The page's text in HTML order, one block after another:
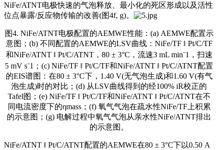
NiFe/ATNT电极快速的气泡释放、最小化的死区形成以及活性
位点暴露/反应物传输的改善(图4f, g)。
图4. NiFe/ATNT电极配置的AEMWE性能：(a) AEMWE配置示
意图；(b) 不同配置的AEMWE的LSV曲线：NiFe/TF ‖ Pt/C/TF
和NiFe/ATNT ‖ Pt/C/ATNT，80 ± 3°C，流速3 mL min⁻1，扫速
5 mV s⁻1；(c) NiFe/TF ‖ Pt/C/TF和NiFe/ATNT ‖ Pt/C/ATNT配置
的EIS谱图：在80 ± 3°C下，1.40 V(无气泡生成)和1.60 V(有气
泡生成)时的对比；(d) 从LSV曲线得到的经100% iR校正的
Tafel图；(e) NiFe/TF ‖ Pt/C/TF和NiFe/ATNT ‖ Pt/C/ATNT在不
同电流密度下的ηmass；(f) 氧气气泡在疏水性NiFe/TF上积累
的示意图；(g) 电解过程中氧气气泡从亲水性NiFe/ATNT排出
的示意图。
NiFe/ATNT ‖ Pt/C/ATNT配置的AEMWE在80 ± 3°C下以0.50 A